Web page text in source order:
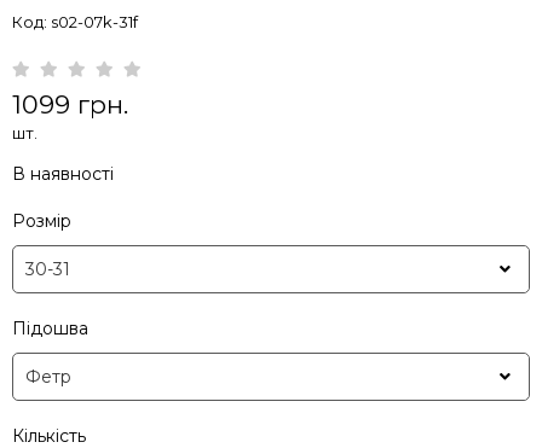
Код: s02-07k-31f
1099 грн.
шт.
В наявності
Розмір
Підошва
Кількість